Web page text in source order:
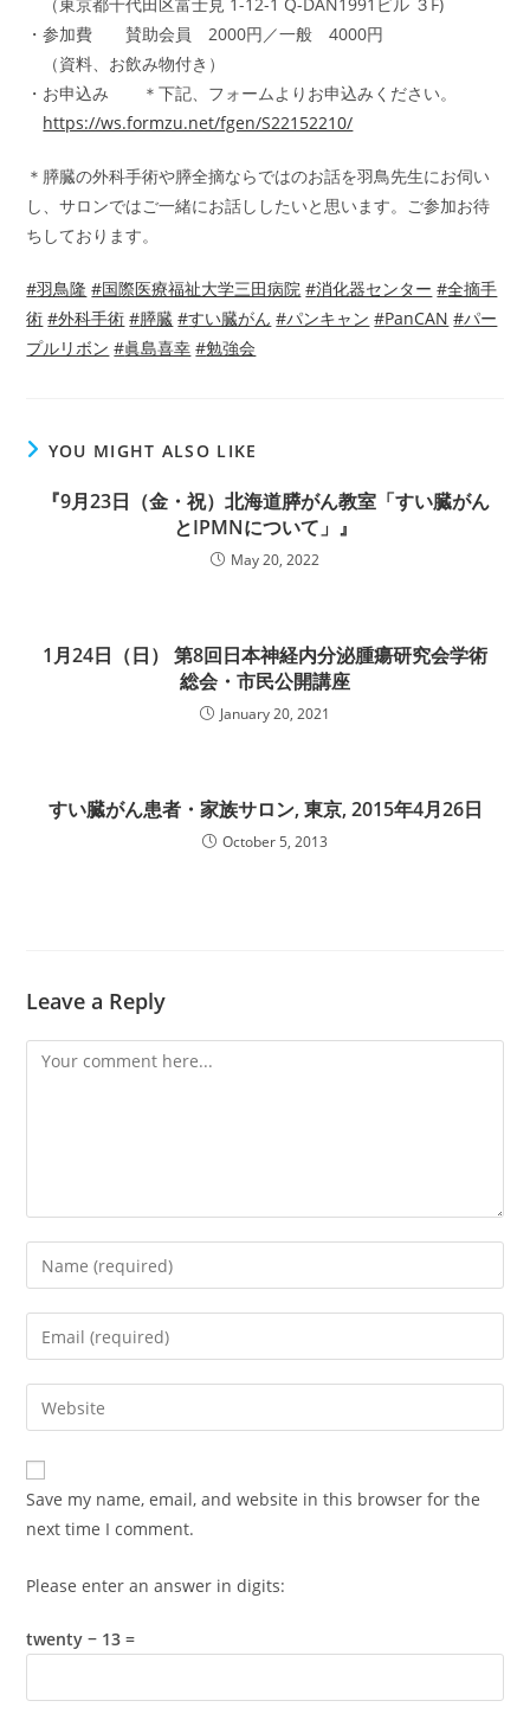
・参加費 賛助会員 2000円／一般 4000円
（資料、お飲み物付き）
・お申込み ＊下記、フォームよりお申込みください。
https://ws.formzu.net/fgen/S22152210/
＊膵臓の外科手術や膵全摘ならではのお話を羽鳥先生にお伺い
し、サロンではご一緒にお話ししたいと思います。ご参加お待
ちしております。
#羽鳥隆 #国際医療福祉大学三田病院 #消化器センター #全摘手
術 #外科手術 #膵臓 #すい臓がん #パンキャン #PanCAN #パー
プルリボン #眞島喜幸 #勉強会
YOU MIGHT ALSO LIKE
『9月23日（金・祝）北海道膵がん教室「すい臓がん
とIPMNについて」』
May 20, 2022
1月24日（日） 第8回日本神経内分泌腫瘍研究会学術
総会・市民公開講座
January 20, 2021
すい臓がん患者・家族サロン, 東京, 2015年4月26日
October 5, 2013
Leave a Reply
Comment
Enter
your
name
comment
Enter
your
email
address
comment
Enter
your
website
URL
(optional)
Save my name, email, and website in this browser for the
next time I comment.
Please enter an answer in digits:
twenty − 13 =